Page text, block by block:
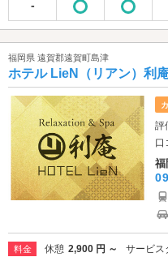
-
福岡県 遠賀郡遠賀町島津
ホテル LieN（リアン）利
評
口
福
料金 休憩 2,900 円 ～ サービス